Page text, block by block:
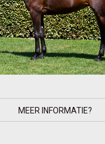
MEER INFORMATIE?